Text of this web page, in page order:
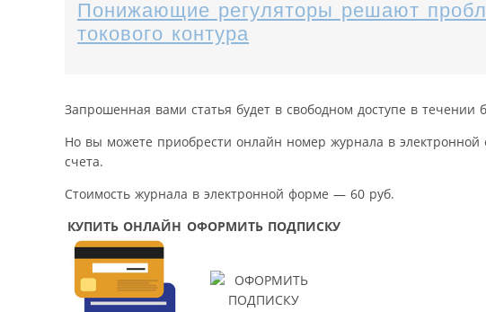
Понижающие регуляторы решают
токового контура
Запрошенная вами статья будет в свободном доступе в течении
Но вы можете приобрести онлайн номер журнала в
счета.
Стоимость журнала в электронной форме — 60 руб.
КУПИТЬ ОНЛАЙН ОФОРМИТЬ ПОДПИСКУ